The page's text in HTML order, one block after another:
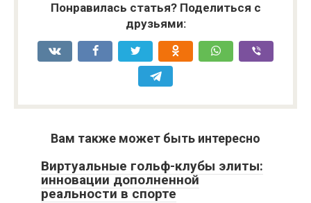
Понравилась статья? Поделиться с
друзьями:
Вам также может быть интересно
Виртуальные гольф-клубы элиты:
инновации дополненной
реальности в спорте